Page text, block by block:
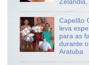
Zelândia,
Capelão
leva
para as
durante
Aratuba